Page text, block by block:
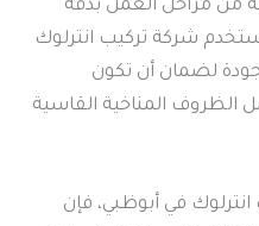
مراحل العمل بدقة
شركة تركيب انترلوك
لضمان أن تكون
الظروف المناخية القاسية
في أبوظبي، فإن